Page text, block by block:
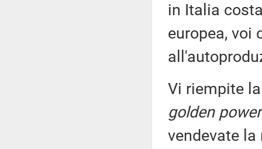
in Italia
europea, voi
Vi riempite
golden power
vendevate